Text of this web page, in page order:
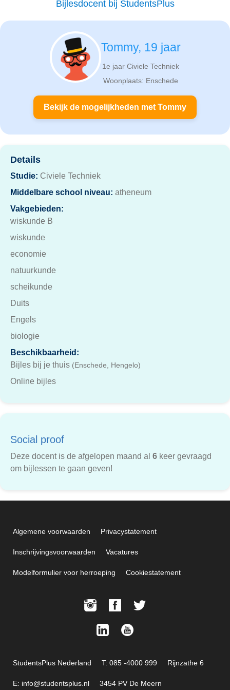
Bijlesdocent bij StudentsPlus
Tommy, 19 jaar
1e jaar Civiele Techniek
Woonplaats: Enschede
Bekijk de mogelijkheden met Tommy
Details
Studie: Civiele Techniek
Middelbare school niveau: atheneum
Vakgebieden:
wiskunde B
wiskunde
economie
natuurkunde
scheikunde
Duits
Engels
biologie
Beschikbaarheid:
Bijles bij je thuis (Enschede, Hengelo)
Online bijles
Social proof
Deze docent is de afgelopen maand al 6 keer gevraagd
om bijlessen te gaan geven!
Algemene voorwaarden Privacystatement
Inschrijvingsvoorwaarden Vacatures
Modelformulier voor herroeping Cookiestatement
StudentsPlus Nederland T: 085 -4000 999 Rijnzathe 6
E: info@studentsplus.nl 3454 PV De Meern